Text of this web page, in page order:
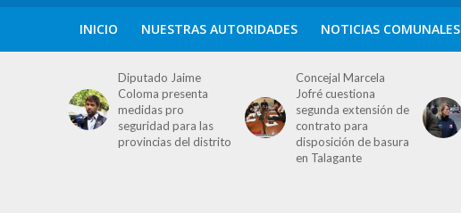
INICIO NUESTRAS AUTORIDADES NOTICIAS COMUNALES
Diputado Jaime
Coloma presenta
medidas pro
seguridad para las
provincias del distrito
Concejal Marcela
Jofré cuestiona
segunda extensión de
contrato para
disposición de basura
en Talagante